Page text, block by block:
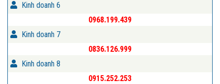
Kinh doanh 6
0968.199.439
Kinh doanh 7
0836.126.999
Kinh doanh 8
0915.252.253